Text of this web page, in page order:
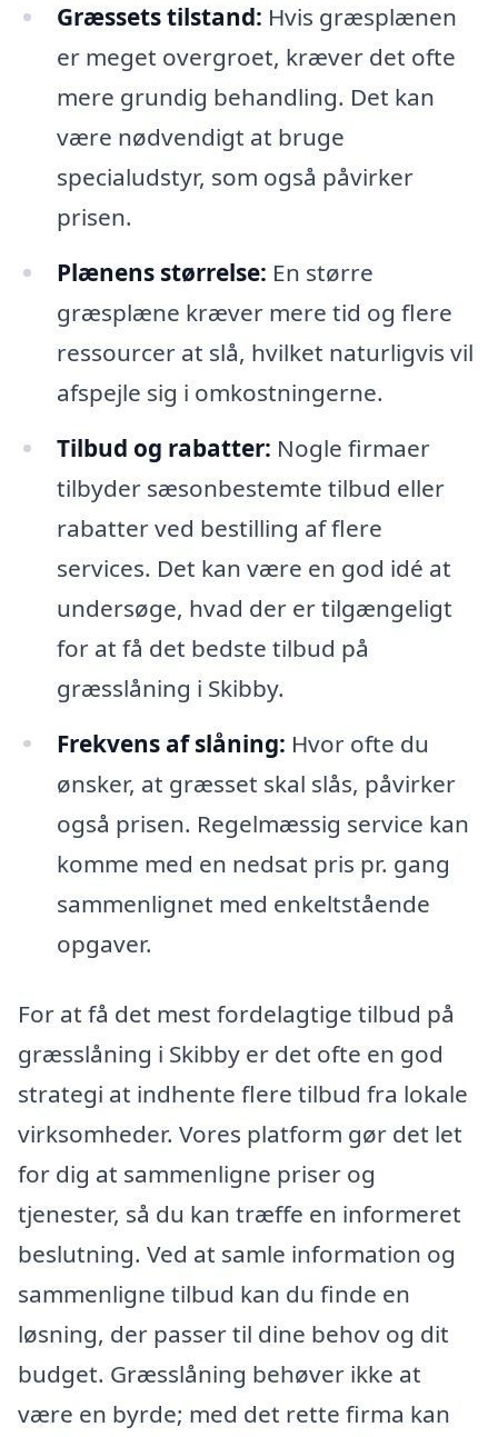
Græssets tilstand: Hvis græsplænen
er meget overgroet, kræver det ofte
mere grundig behandling. Det kan
være nødvendigt at bruge
specialudstyr, som også påvirker
prisen.
Plænens størrelse: En større
græsplæne kræver mere tid og flere
ressourcer at slå, hvilket naturligvis vil
afspejle sig i omkostningerne.
Tilbud og rabatter: Nogle firmaer
tilbyder sæsonbestemte tilbud eller
rabatter ved bestilling af flere
services. Det kan være en god idé at
undersøge, hvad der er tilgængeligt
for at få det bedste tilbud på
græsslåning i Skibby.
Frekvens af slåning: Hvor ofte du
ønsker, at græsset skal slås, påvirker
også prisen. Regelmæssig service kan
komme med en nedsat pris pr. gang
sammenlignet med enkeltstående
opgaver.
For at få det mest fordelagtige tilbud på
græsslåning i Skibby er det ofte en god
strategi at indhente flere tilbud fra lokale
virksomheder. Vores platform gør det let
for dig at sammenligne priser og
tjenester, så du kan træffe en informeret
beslutning. Ved at samle information og
sammenligne tilbud kan du finde en
løsning, der passer til dine behov og dit
budget. Græsslåning behøver ikke at
være en byrde; med det rette firma kan